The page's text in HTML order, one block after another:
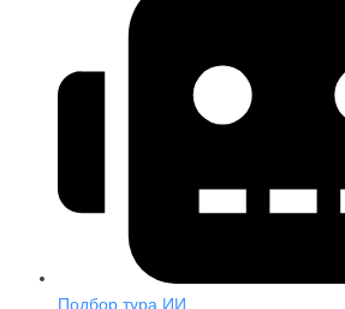
Подбор тура ИИ